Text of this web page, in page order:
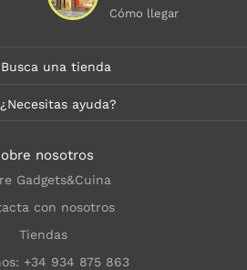
Cómo llegar
Busca una tienda
¿Necesitas ayuda?
nosotros
Gadgets&Cuina
con nosotros
Tiendas
+34 934 875 863